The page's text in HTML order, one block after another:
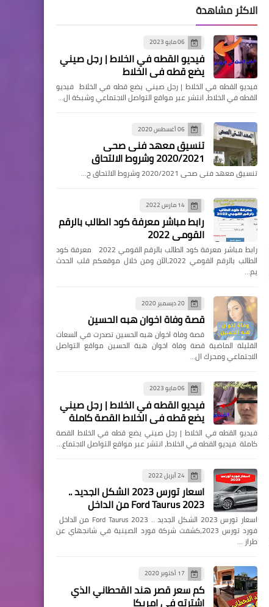
الاكثر مشاهدة
06 مايو 2023
فيديو القطه في الخلاط | رجل صيني
يضع قطه في الخلاط
فيديو القطه في الخلاط | رجل صيني يضع قطه في الخلاط فيديو
القطه في الخلاط، انتشر عبر مواقع التواصل الاجتماعي وشبكة ال…
06 أغسطس 2020
تنسيق معهد فنى صحى
2020/2021 وشروط الالتحاق
تنسيق معهد فنى صحى 2020/2021 وشروط الالتحاق ح…
14 مارس 2022
رابط مباشر معرفة كود الطالب بالرقم
القومي 2022
رابط مباشر معرفة كود الطالب بالرقم القومي 2022 معرفة كود
الطالب بالرقم القومي 2022،الآن ومن خلال موقعكم قلب الحدث
يم…
20 ديسمبر 2020
قصة وفاة اخوان هبه الحسين
قصة وفاة اخوان هبه الحسين تصدرت في السعات
القليلة الماضية قصة وفاة اخوان هبة الحسين مواقع التواصل
الاجتماعي ومحرك ال…
06 مايو 2023
فيديو القطه في الخلاط | رجل صيني
يضع قطه في الخلاط القصة كاملة
فيديو القطه في الخلاط | رجل صيني يضع قطه في الخلاط القصة
كاملة فيديو القطه في الخلاط، انتشر عبر مواقع التواصل الاجتماع…
24 أبريل 2022
اسعار تورس 2023 الشكل الجديد ..
Ford Taurus 2023 من الداخل
اسعار تورس 2023 الشكل الجديد .. Ford Taurus 2023 من الداخل
فورد تورس 2023،كشفت شركة فورد الصينية في شانجهاي عن
طراز …
17 أكتوبر 2020
كم سعر قصر هند القحطاني الذي
اشترته في امريكا